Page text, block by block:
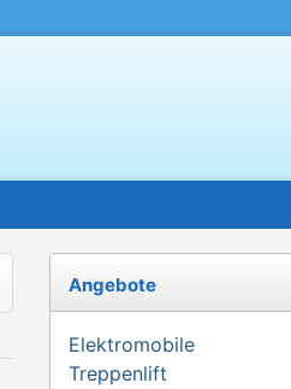
Angebote
Elektromobile
Treppenlift